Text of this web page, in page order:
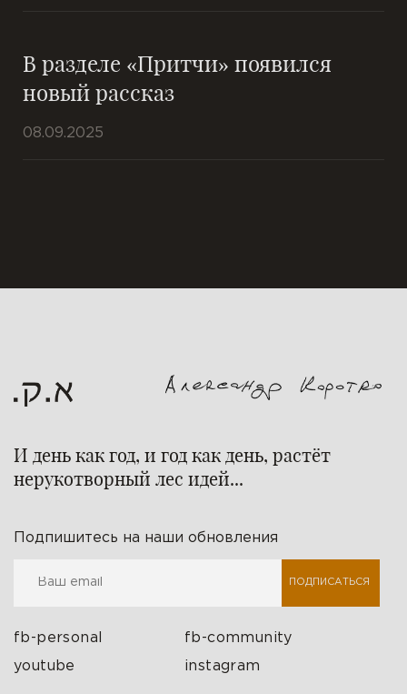
В разделе «Притчи» появился
новый рассказ
08.09.2025
И день как год, и год как день, растёт
нерукотворный лес идей...
Подпишитесь на наши обновления
ПОДПИСАТЬСЯ
fb-personal fb-community
youtube instagram